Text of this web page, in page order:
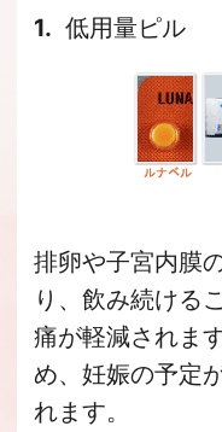
低用量ピル
排卵や子宮内膜
り、飲み続ける
痛が軽減されま
め、妊娠の予定
れます。